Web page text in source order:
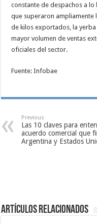
constante de despachos a
que superaron ampliamente
de kilos exportados, la yerba
mayor volumen de ventas
oficiales del sector.
Fuente: Infobae
Previous
Las 10 claves para
acuerdo comercial que
Argentina y Estados
Artículos relacionados